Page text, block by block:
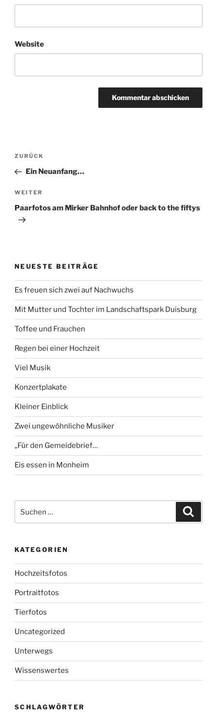
Website
Beitragsnavigation
Vorheriger
Beitrag
ZURÜCK
Ein Neuanfang…
Nächster
Beitrag
WEITER
Paarfotos am Mirker Bahnhof oder back to the fiftys
NEUESTE BEITRÄGE
Es freuen sich zwei auf Nachwuchs
Mit Mutter und Tochter im Landschaftspark Duisburg
Toffee und Frauchen
Regen bei einer Hochzeit
Viel Musik
Konzertplakate
Kleiner Einblick
Zwei ungewöhnliche Musiker
„Für den Gemeidebrief…
Eis essen in Monheim
nach:
KATEGORIEN
Hochzeitsfotos
Portraitfotos
Tierfotos
Uncategorized
Unterwegs
Wissenswertes
SCHLAGWÖRTER